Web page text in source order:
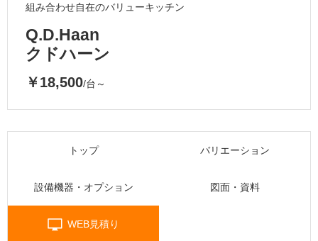
組み合わせ自在のバリューキッチン
Q.D.Haan
クドハーン
￥18,500/台～
トップ バリエーション
設備機器・オプション 図面・資料
WEB見積り